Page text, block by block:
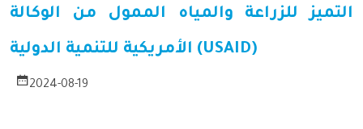
التميز للزراعة والمياه الممول من الوكالة
الأمريكية للتنمية الدولية (USAID)
2024-08-19